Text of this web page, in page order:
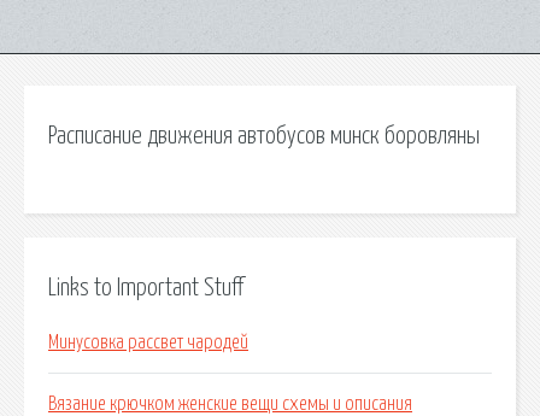
Расписание движения автобусов минск боровляны
Links to Important Stuff
Минусовка рассвет чародей
Вязание крючком женские вещи схемы и описания